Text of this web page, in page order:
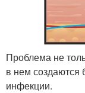
Проблема не
в нем создаются
инфекции.